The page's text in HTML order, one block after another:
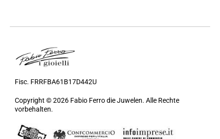
Fisc. FRRFBA61B17D442U
Copyright © 2026 Fabio Ferro die Juwelen. Alle Rechte
vorbehalten.